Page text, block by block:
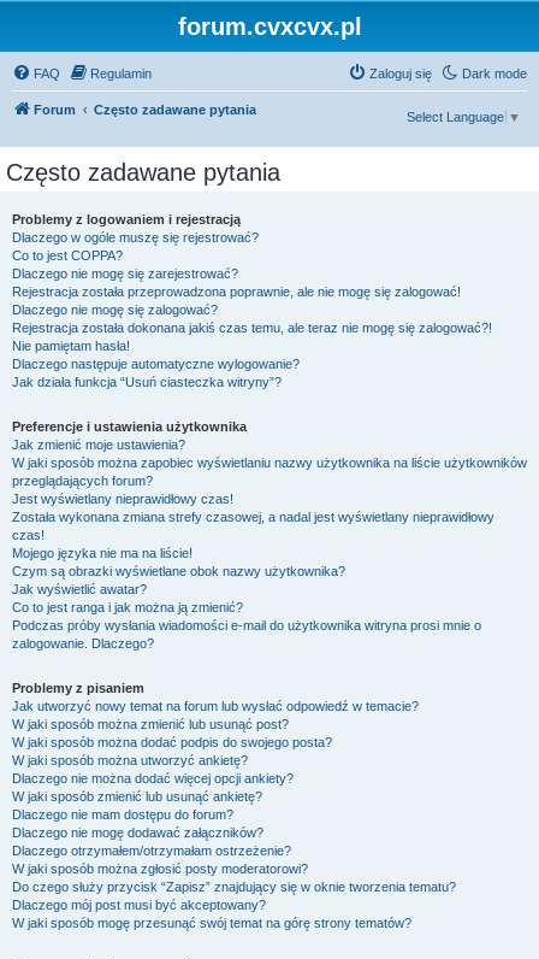
forum.cvxcvx.pl
Dark mode
FAQ Regulamin Zaloguj się
Forum Często zadawane pytania
Select Language ▼
Często zadawane pytania
Problemy z logowaniem i rejestracją
Dlaczego w ogóle muszę się rejestrować?
Co to jest COPPA?
Dlaczego nie mogę się zarejestrować?
Rejestracja została przeprowadzona poprawnie, ale nie mogę się zalogować!
Dlaczego nie mogę się zalogować?
Rejestracja została dokonana jakiś czas temu, ale teraz nie mogę się zalogować?!
Nie pamiętam hasła!
Dlaczego następuje automatyczne wylogowanie?
Jak działa funkcja “Usuń ciasteczka witryny”?
Preferencje i ustawienia użytkownika
Jak zmienić moje ustawienia?
W jaki sposób można zapobiec wyświetlaniu nazwy użytkownika na liście użytkowników
przeglądających forum?
Jest wyświetlany nieprawidłowy czas!
Została wykonana zmiana strefy czasowej, a nadal jest wyświetlany nieprawidłowy
czas!
Mojego języka nie ma na liście!
Czym są obrazki wyświetlane obok nazwy użytkownika?
Jak wyświetlić awatar?
Co to jest ranga i jak można ją zmienić?
Podczas próby wysłania wiadomości e-mail do użytkownika witryna prosi mnie o
zalogowanie. Dlaczego?
Problemy z pisaniem
Jak utworzyć nowy temat na forum lub wysłać odpowiedź w temacie?
W jaki sposób można zmienić lub usunąć post?
W jaki sposób można dodać podpis do swojego posta?
W jaki sposób można utworzyć ankietę?
Dlaczego nie można dodać więcej opcji ankiety?
W jaki sposób zmienić lub usunąć ankietę?
Dlaczego nie mam dostępu do forum?
Dlaczego nie mogę dodawać załączników?
Dlaczego otrzymałem/otrzymałam ostrzeżenie?
W jaki sposób można zgłosić posty moderatorowi?
Do czego służy przycisk “Zapisz” znajdujący się w oknie tworzenia tematu?
Dlaczego mój post musi być akceptowany?
W jaki sposób mogę przesunąć swój temat na górę strony tematów?